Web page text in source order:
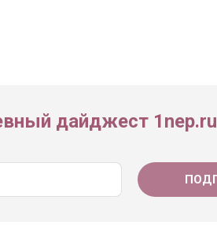
дайджест 1nep.ru